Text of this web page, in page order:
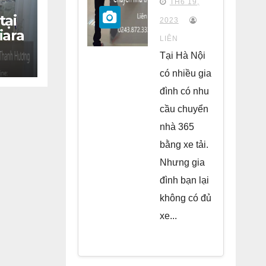
chung
cư Park
Kiara Hà
Đông
TH6 19,
2023
LIÊN
Tại Hà Nội
có nhiều gia
đình có nhu
cầu chuyển
nhà 365
bằng xe tải.
Nhưng gia
đình bạn lại
không có đủ
xe...